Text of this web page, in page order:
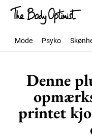
Mode Psyko
Denne
printet